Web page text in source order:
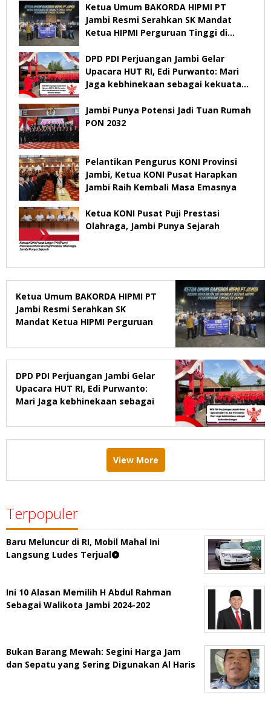
Ketua Umum BAKORDA HIPMI PT
Jambi Resmi Serahkan SK Mandat
Ketua HIPMI Perguruan Tinggi di
DPD PDI Perjuangan Jambi Gelar
Upacara HUT RI, Edi Purwanto: Mari
Jaga kebhinekaan sebagai kekuatan
Jambi Punya Potensi Jadi Tuan Rumah
PON 2032
Pelantikan Pengurus KONI Provinsi
Jambi, Ketua KONI Pusat Harapkan
Jambi Raih Kembali Masa Emasnya
Ketua KONI Pusat Puji Prestasi
Olahraga, Jambi Punya Sejarah
Ketua Umum BAKORDA HIPMI PT
Jambi Resmi Serahkan SK
Mandat Ketua HIPMI Perguruan
DPD PDI Perjuangan Jambi Gelar
Upacara HUT RI, Edi Purwanto:
Mari Jaga kebhinekaan sebagai
View More
Terpopuler
Baru Meluncur di RI, Mobil Mahal Ini
Langsung Ludes Terjual
Ini 10 Alasan Memilih H Abdul Rahman
Sebagai Walikota Jambi 2024-202
Bukan Barang Mewah: Segini Harga Jam
dan Sepatu yang Sering Digunakan Al Haris